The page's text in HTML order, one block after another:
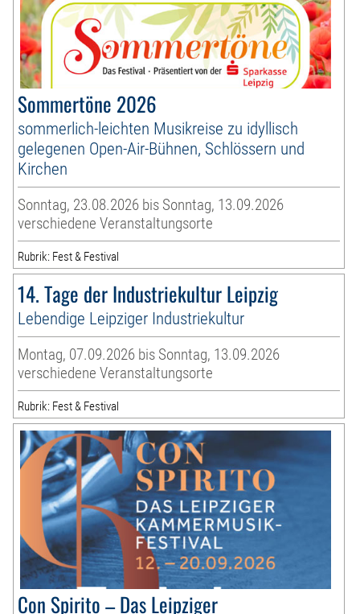
Sommertöne 2026
sommerlich-leichten Musikreise zu idyllisch
gelegenen Open-Air-Bühnen, Schlössern und
Kirchen
Sonntag, 23.08.2026 bis Sonntag, 13.09.2026
verschiedene Veranstaltungsorte
Rubrik: Fest & Festival
14. Tage der Industriekultur Leipzig
Lebendige Leipziger Industriekultur
Montag, 07.09.2026 bis Sonntag, 13.09.2026
verschiedene Veranstaltungsorte
Rubrik: Fest & Festival
Con Spirito – Das Leipziger